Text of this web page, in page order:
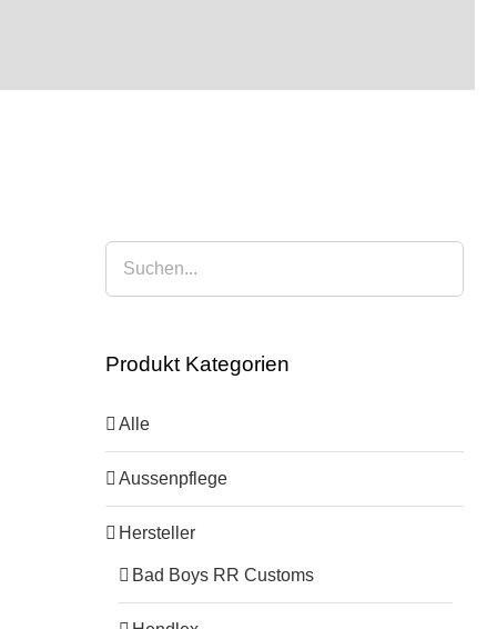
Produkt Kategorien
Alle
Aussenpflege
Hersteller
Bad Boys RR Customs